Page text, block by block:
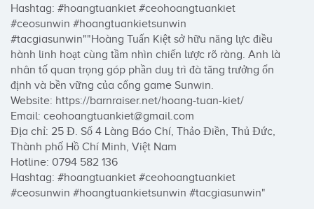
Hashtag: #hoangtuankiet #ceohoangtuankiet
#ceosunwin #hoangtuankietsunwin
#tacgiasunwin""Hoàng Tuấn Kiệt sở hữu năng lực điều
hành linh hoạt cùng tầm nhìn chiến lược rõ ràng. Anh là
nhân tố quan trọng góp phần duy trì đà tăng trưởng ổn
định và bền vững của cổng game Sunwin.
Website: https://barnraiser.net/hoang-tuan-kiet/
Email: ceohoangtuankiet@gmail.com
Địa chỉ: 25 Đ. Số 4 Làng Báo Chí, Thảo Điền, Thủ Đức,
Thành phố Hồ Chí Minh, Việt Nam
Hotline: 0794 582 136
Hashtag: #hoangtuankiet #ceohoangtuankiet
#ceosunwin #hoangtuankietsunwin #tacgiasunwin"